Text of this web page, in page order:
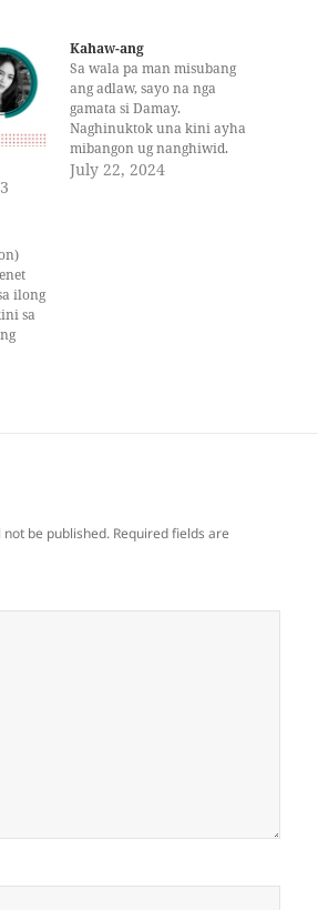
Kahaw-ang
Sa wala pa man misubang
ang adlaw, sayo na nga
gamata si Damay.
Naghinuktok una kini ayha
mibangon ug nanghiwid.
Migawas kini sa gamayng
July 22, 2024
ilong
sa
ug…
be published. Required fields are